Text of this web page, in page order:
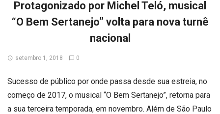
Protagonizado por Michel Teló, musical
“O Bem Sertanejo” volta para nova turnê
nacional
setembro 1, 2018 0
Sucesso de público por onde passa desde sua estreia, no
começo de 2017, o musical “O Bem Sertanejo”, retorna para
a sua terceira temporada, em novembro. Além de São Paulo